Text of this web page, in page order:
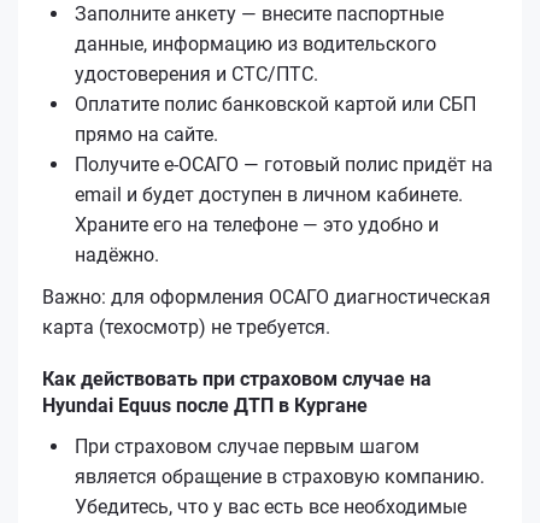
Заполните анкету — внесите паспортные
данные, информацию из водительского
удостоверения и СТС/ПТС.
Оплатите полис банковской картой или СБП
прямо на сайте.
Получите е‑ОСАГО — готовый полис придёт на
email и будет доступен в личном кабинете.
Храните его на телефоне — это удобно и
надёжно.
Важно: для оформления ОСАГО диагностическая
карта (техосмотр) не требуется.
Как действовать при страховом случае на
Hyundai Equus после ДТП в Кургане
При страховом случае первым шагом
является обращение в страховую компанию.
Убедитесь, что у вас есть все необходимые